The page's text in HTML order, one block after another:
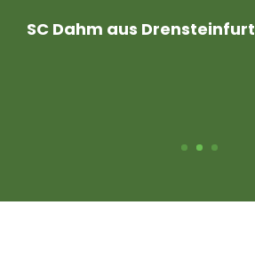
SC Dahm aus Drensteinfurt